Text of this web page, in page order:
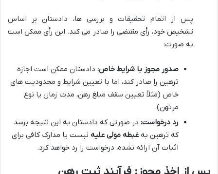
پس از اتمام تحقیقات و بررسی ها، دادستان بر اساس
تشخیص خود، رأی مقتضی را صادر می کند. این رأی ممکن است
به صورت:
صدور مجوز با شرایط خاص: دادستان ممکن است اجازه
ترهین را صادر کند، اما با تعیین شرایط و محدودیت های
خاص (مثلاً تعیین سقف مبلغ رهن، مدت زمان یا نوع
مرتهن).
رد درخواست: در صورتی که دادستان به این نتیجه برسد
که ترهین به غبطه مولی علیه نیست یا مدارک کافی برای
اثبات آن ارائه نشده، درخواست را رد خواهد کرد.